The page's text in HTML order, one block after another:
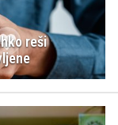
reši